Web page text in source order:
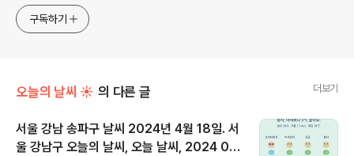
식하는 미드가 있는~ /// 사회적 이슈에 발언하는~ 不老巨
구독하기
오늘의 날씨 ☀ 의 다른 글 더보기
서울 강남 송파구 날씨 2024년 4월 18일. 서
울 강남구 오늘의 날씨, 오늘 날씨, 2024 04